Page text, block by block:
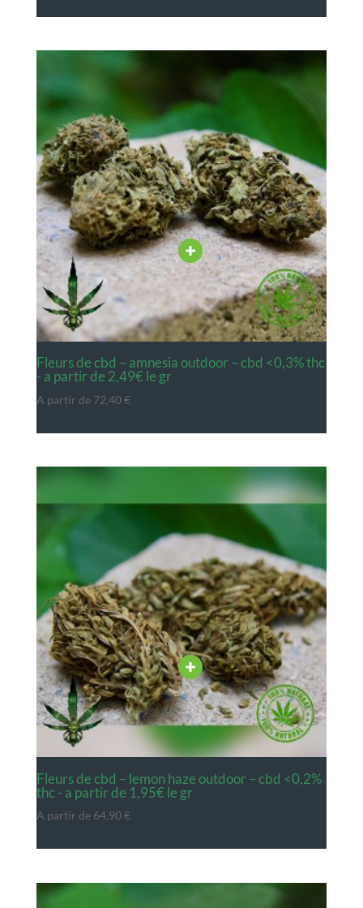
fleurs de cbd – amnesia outdoor – cbd <0,3% thc
- a partir de 2,49€ le gr
A partir de 72,40€
fleurs de cbd – lemon haze outdoor – cbd <0,2%
thc - a partir de 1,95€ le gr
A partir de 64,90€